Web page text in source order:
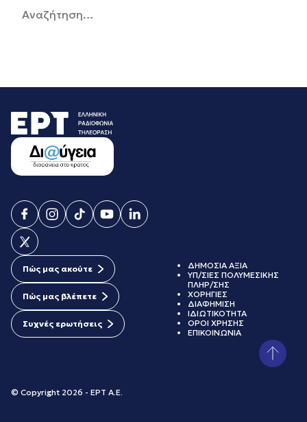
για:
Πώς μας ακούτε
Πώς μας βλέπετε
Συχνές ερωτήσεις
© Copyright 2026 - ΕΡΤ Α.Ε.
ΔΗΜΟΣΙΑ ΑΞΙΑ
ΥΠ/ΣΙΕΣ ΠΟΛΥΜΕΣΙΚΗΣ
ΠΛΗΡ/ΣΗΣ
ΧΟΡΗΓΙΕΣ
ΔΙΑΦΗΜΙΣΗ
ΙΔΙΩΤΙΚΟΤΗΤΑ
ΟΡΟΙ ΧΡΗΣΗΣ
ΕΠΙΚΟΙΝΩΝΙΑ